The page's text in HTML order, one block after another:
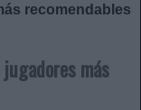
recomendables
más